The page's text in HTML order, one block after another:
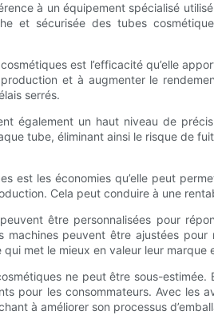
à un équipement spécialisé
et sécurisée des tubes
est l’efficacité qu’elle
et à augmenter le
serrés.
également un haut niveau de
tube, éliminant ainsi le risque de
est les économies qu’elle peut
Cela peut conduire à une
être personnalisées pour
peuvent être ajustées
met le mieux en valeur leur marque
ne peut être sous-
pour les consommateurs. Avec les
à améliorer son processus